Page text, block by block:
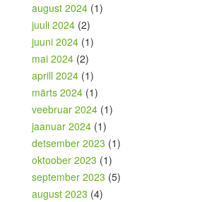
august 2024 (1)
juuli 2024 (2)
juuni 2024 (1)
mai 2024 (2)
aprill 2024 (1)
märts 2024 (1)
veebruar 2024 (1)
jaanuar 2024 (1)
detsember 2023 (1)
oktoober 2023 (1)
september 2023 (5)
august 2023 (4)